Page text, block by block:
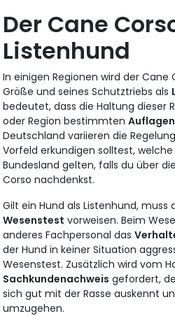
Der Cane
Listenhund
In einigen Regionen wird der
Größe und seines Schutztriebs als
bedeutet, dass die Haltung dieser
oder Region bestimmtenAuflagen
Deutschland variieren die
Vorfeld erkundigen solltest,
Bundesland gelten, falls du über
Corso nachdenkst.
Gilt ein Hund als Listenhund, muss
Wesenstest vorweisen. Beim
anderes Fachpersonal das
der Hund in keiner Situation
Wesenstest. Zusätzlich wird vom
Sachkundenachweis gefordert,
sich gut mit der Rasse auskennt
umzugehen.